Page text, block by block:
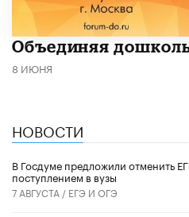
​Объединяя
8 ИЮНЯ
НОВОСТИ
В Госдуме предложили отменить
поступлением в вузы
7 АВГУСТА / ЕГЭ И ОГЭ